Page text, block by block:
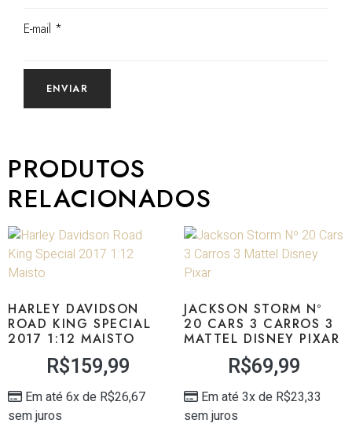
E-mail *
PRODUTOS
RELACIONADOS
HARLEY DAVIDSON
ROAD KING SPECIAL
2017 1:12 MAISTO
R$159,99
Em até 6x de R$26,67
sem juros
JACKSON STORM Nº
20 CARS 3 CARROS 3
MATTEL DISNEY PIXAR
R$69,99
Em até 3x de R$23,33
sem juros